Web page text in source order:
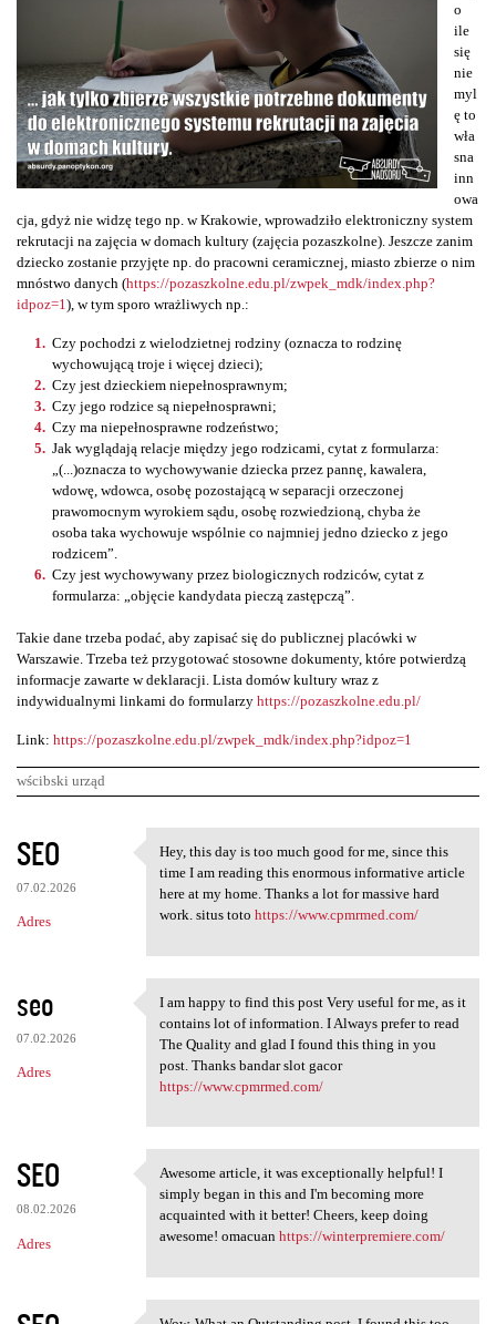
o
ile
się
nie
myl
ę to
wła
sna
inn
owa
cja, gdyż nie widzę tego np. w Krakowie, wprowadziło elektroniczny system
rekrutacji na zajęcia w domach kultury (zajęcia pozaszkolne). Jeszcze zanim
dziecko zostanie przyjęte np. do pracowni ceramicznej, miasto zbierze o nim
mnóstwo danych (https://pozaszkolne.edu.pl/zwpek_mdk/index.php?
idpoz=1), w tym sporo wrażliwych np.:
Czy pochodzi z wielodzietnej rodziny (oznacza to rodzinę
wychowującą troje i więcej dzieci);
Czy jest dzieckiem niepełnosprawnym;
Czy jego rodzice są niepełnosprawni;
Czy ma niepełnosprawne rodzeństwo;
Jak wyglądają relacje między jego rodzicami, cytat z formularza:
„(...)oznacza to wychowywanie dziecka przez pannę, kawalera,
wdowę, wdowca, osobę pozostającą w separacji orzeczonej
prawomocnym wyrokiem sądu, osobę rozwiedzioną, chyba że
osoba taka wychowuje wspólnie co najmniej jedno dziecko z jego
rodzicem”.
Czy jest wychowywany przez biologicznych rodziców, cytat z
formularza: „objęcie kandydata pieczą zastępczą”.
Takie dane trzeba podać, aby zapisać się do publicznej placówki w
Warszawie. Trzeba też przygotować stosowne dokumenty, które potwierdzą
informacje zawarte w deklaracji. Lista domów kultury wraz z
indywidualnymi linkami do formularzy https://pozaszkolne.edu.pl/
Link: https://pozaszkolne.edu.pl/zwpek_mdk/index.php?idpoz=1
wścibski urząd
K
o
m
e
t
a
r
SEO
07.02.2026
Adres
Hey, this day is too much
Hey, this day is too much good for me, since this
time I am reading this enormous informative article
here at my home. Thanks a lot for massive hard
work. situs toto https://www.cpmrmed.com/
seo
07.02.2026
Adres
I am happy to find this post
I am happy to find this post Very useful for me, as it
contains lot of information. I Always prefer to read
The Quality and glad I found this thing in you
post. Thanks bandar slot gacor
https://www.cpmrmed.com/
SEO
08.02.2026
Adres
Awesome article, it was
Awesome article, it was exceptionally helpful! I
simply began in this and I'm becoming more
acquainted with it better! Cheers, keep doing
awesome! omacuan https://winterpremiere.com/